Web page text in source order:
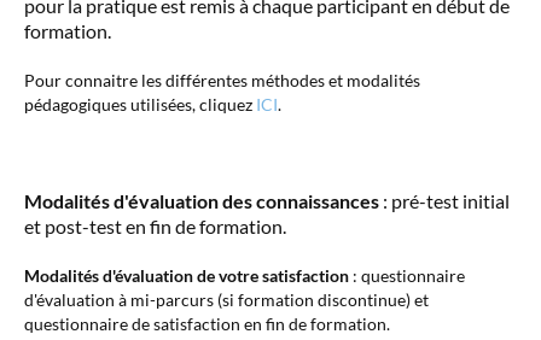
pour la pratique est remis à chaque participant en début de
formation.
Pour connaitre les différentes méthodes et modalités
pédagogiques utilisées, cliquez ICI.
Modalités d'évaluation des connaissances : pré-test initial
et post-test en fin de formation.
Modalités d'évaluation de votre satisfaction : questionnaire
d'évaluation à mi-parcurs (si formation discontinue) et
questionnaire de satisfaction en fin de formation.